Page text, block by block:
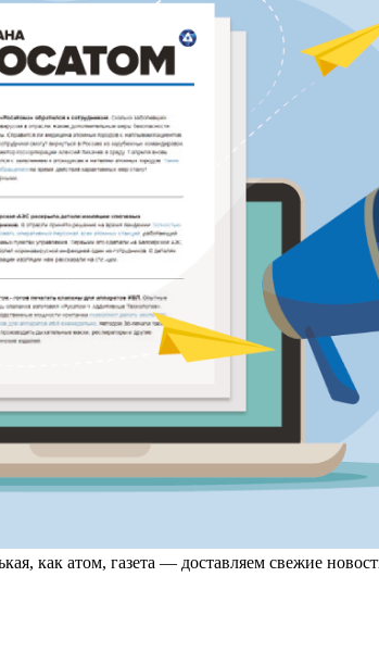
как атом, газета — доставляем свежие